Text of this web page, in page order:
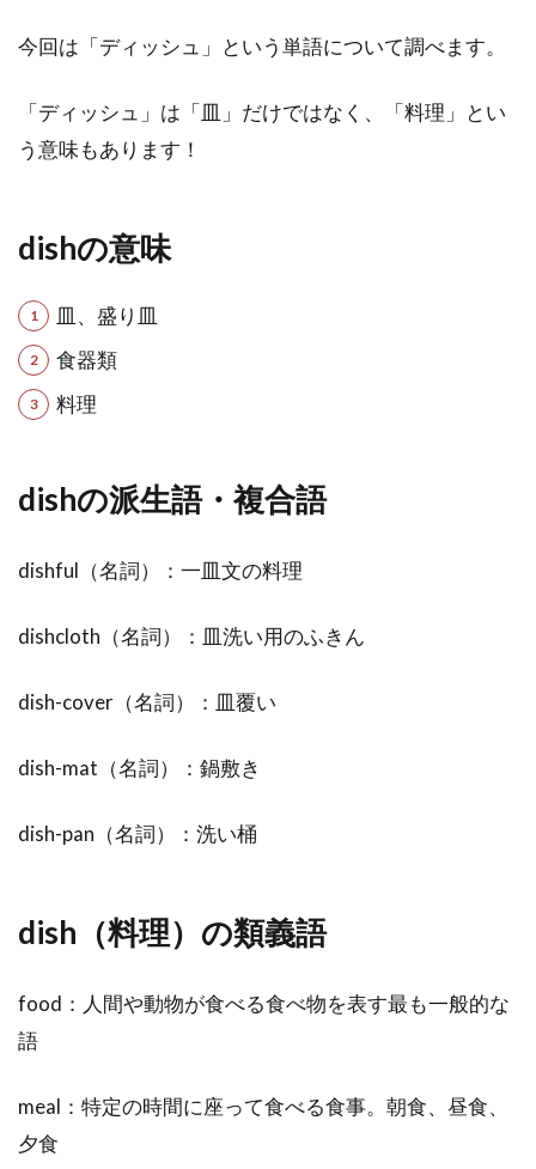
今回は「ディッシュ」という単語について調べます。
「ディッシュ」は「皿」だけではなく、「料理」とい
う意味もあります！
dishの意味
皿、盛り皿
食器類
料理
dishの派生語・複合語
dishful（名詞）：一皿文の料理
dishcloth（名詞）：皿洗い用のふきん
dish-cover（名詞）：皿覆い
dish-mat（名詞）：鍋敷き
dish-pan（名詞）：洗い桶
dish（料理）の類義語
food：人間や動物が食べる食べ物を表す最も一般的な
語
meal：特定の時間に座って食べる食事。朝食、昼食、
夕食